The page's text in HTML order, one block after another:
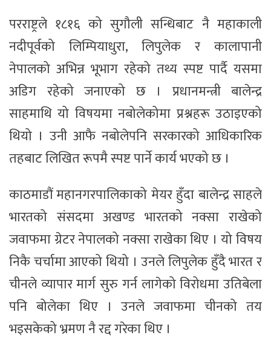
परराष्ट्रले १८१६ को सुगौली सन्धिबाट नै महाकाली
नदीपूर्वको लिम्पियाधुरा, लिपुलेक र कालापानी
नेपालको अभिन्न भूभाग रहेको तथ्य स्पष्ट पार्दै यसमा
अडिग रहेको जनाएको छ । प्रधानमन्त्री बालेन्द्र
साहमाथि यो विषयमा नबोलेकोमा प्रश्नहरू उठाइएको
थियो । उनी आफै नबोलेपनि सरकारको आधिकारिक
तहबाट लिखित रूपमै स्पष्ट पार्ने कार्य भएको छ ।
काठमाडौं महानगरपालिकाको मेयर हुँदा बालेन्द्र साहले
भारतको संसदमा अखण्ड भारतको नक्सा राखेको
जवाफमा ग्रेटर नेपालको नक्सा राखेका थिए । यो विषय
निकै चर्चामा आएको थियो । उनले लिपुलेक हुँदै भारत र
चीनले व्यापार मार्ग सुरु गर्न लागेको विरोधमा उतिबेला
पनि बोलेका थिए । उनले जवाफमा चीनको तय
भइसकेको भ्रमण नै रद्द गरेका थिए ।